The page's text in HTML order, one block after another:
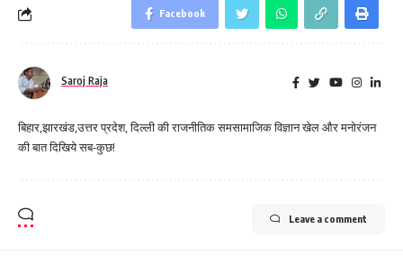
Facebook
Saroj Raja
बिहार,झारखंड,उत्तर प्रदेश, दिल्ली की राजनीतिक समसामाजिक विज्ञान खेल और मनोरंजन
की बात दिखिये सब-कुछ!
Leave a comment